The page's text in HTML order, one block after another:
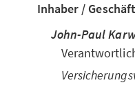
Inhaber /
John-Paul